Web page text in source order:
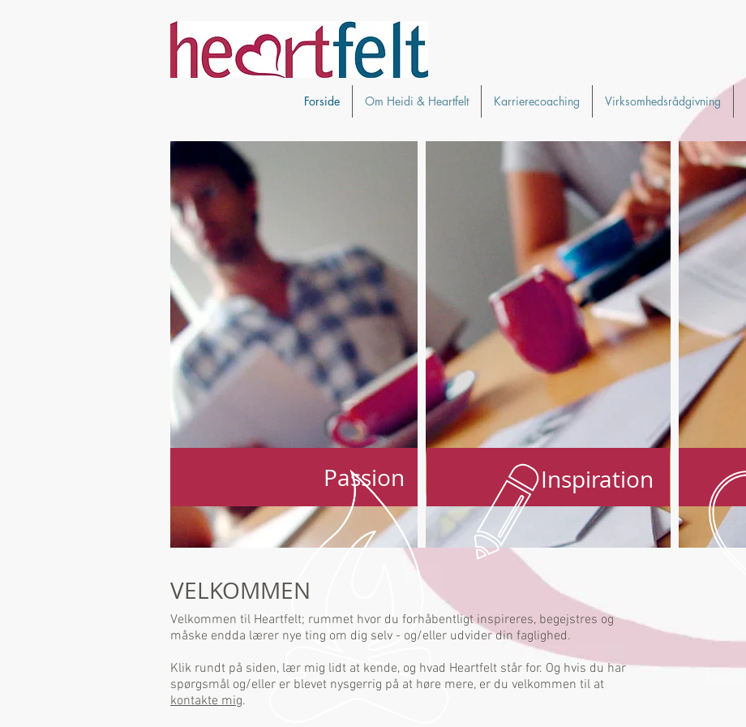
Forside Om Heidi & Heartfelt Karrierecoaching Virksomhedsrådgivning
Passion Inspiration
VELKOMMEN
Velkommen til Heartfelt; rummet hvor du forhåbentligt inspireres, begejstres og
måske endda lærer nye ting om dig selv - og/eller udvider din faglighed.
Klik rundt på siden, lær mig lidt at kende, og hvad Heartfelt står for. Og hvis du har
spørgsmål og/eller er blevet nysgerrig på at høre mere, er du velkommen til at
kontakte mig.